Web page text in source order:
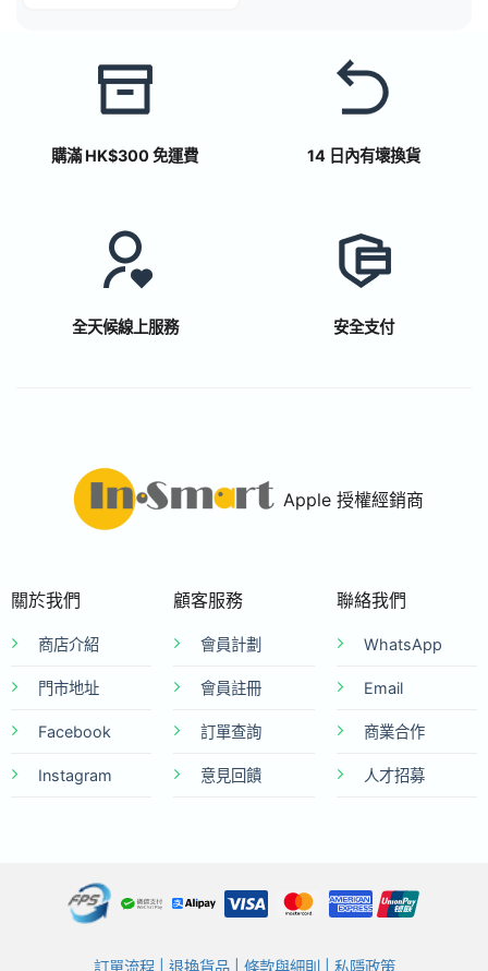
購滿 HK$300 免運費 14 日內有壞換貨
全天候線上服務 安全支付
Apple 授權經銷商
關於我們
商店介紹
門市地址
Facebook
Instagram
顧客服務
會員計劃
會員註冊
訂單查詢
意見回饋
聯絡我們
WhatsApp
Email
商業合作
人才招募
訂單流程| 退換貨品| 條款與細則 私隱政策